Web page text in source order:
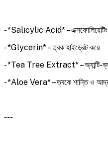
- *Salicylic Acid* – এক্সফোলিয়েটিং
- *Glycerin* – ত্বক হাইড্রেট করে
- *Tea Tree Extract* – অ্যান্টি-
- *Aloe Vera* – ত্বকে শান্তি ও
---